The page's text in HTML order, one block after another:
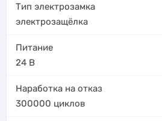
Тип электрозамка
электрозащёлка
Питание
24 В
Наработка на отказ
300000 циклов